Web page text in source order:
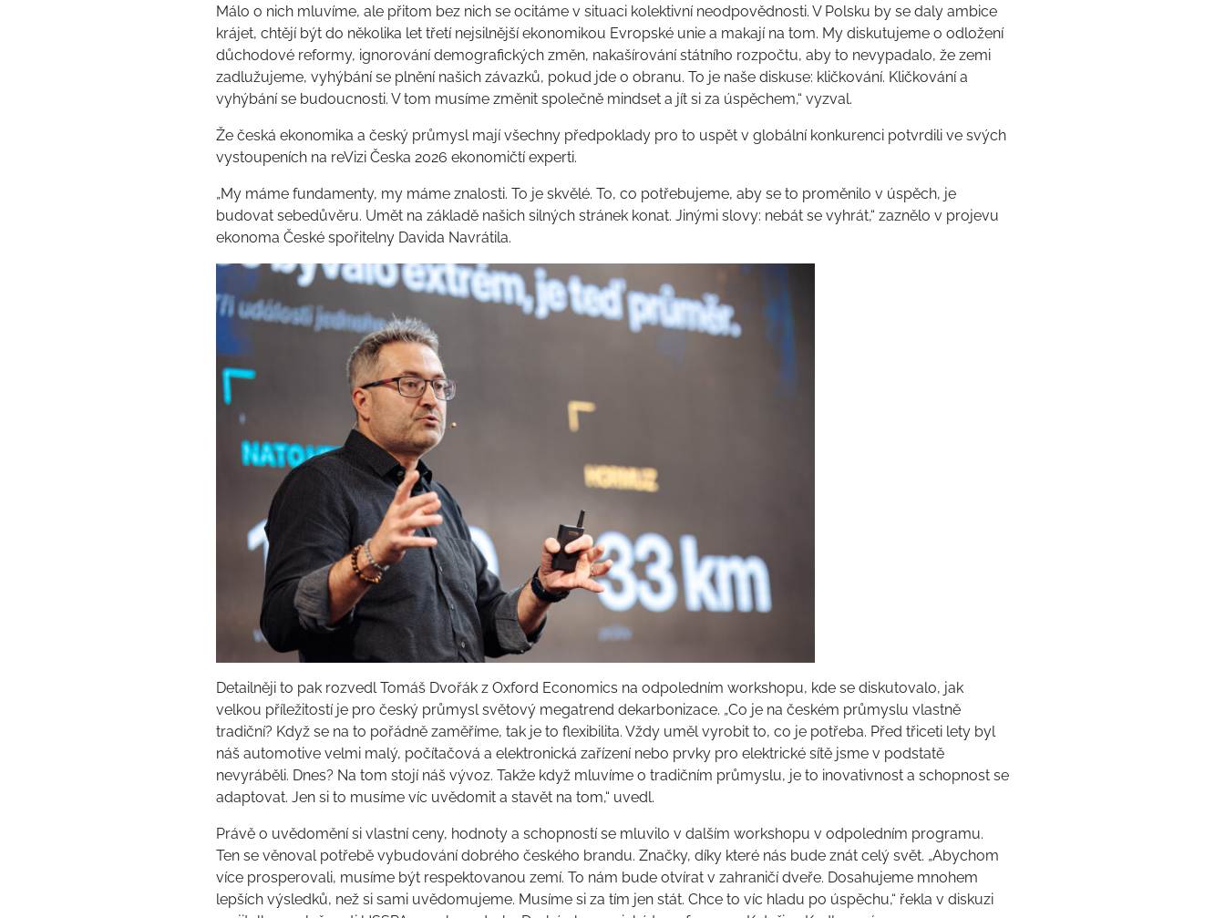
Málo o nich mluvíme, ale přitom bez nich se ocitáme v situaci kolektivní neodpovědnosti. V Polsku by se daly ambice
krájet, chtějí být do několika let třetí nejsilnější ekonomikou Evropské unie a makají na tom. My diskutujeme o odložení
důchodové reformy, ignorování demografických změn, nakašírování státního rozpočtu, aby to nevypadalo, že zemi
zadlužujeme, vyhýbání se plnění našich závazků, pokud jde o obranu. To je naše diskuse: kličkování. Kličkování a
vyhýbání se budoucnosti. V tom musíme změnit společně mindset a jít si za úspěchem,“ vyzval.
Že česká ekonomika a český průmysl mají všechny předpoklady pro to uspět v globální konkurenci potvrdili ve svých
vystoupeních na reVizi Česka 2026 ekonomičtí experti.
„My máme fundamenty, my máme znalosti. To je skvělé. To, co potřebujeme, aby se to proměnilo v úspěch, je
budovat sebedůvěru. Umět na základě našich silných stránek konat. Jinými slovy: nebát se vyhrát,“ zaznělo v projevu
ekonoma České spořitelny Davida Navrátila.
Detailněji to pak rozvedl Tomáš Dvořák z Oxford Economics na odpoledním workshopu, kde se diskutovalo, jak
velkou příležitostí je pro český průmysl světový megatrend dekarbonizace. „Co je na českém průmyslu vlastně
tradiční? Když se na to pořádně zaměříme, tak je to flexibilita. Vždy uměl vyrobit to, co je potřeba. Před třiceti lety byl
náš automotive velmi malý, počítačová a elektronická zařízení nebo prvky pro elektrické sítě jsme v podstatě
nevyráběli. Dnes? Na tom stojí náš vývoz. Takže když mluvíme o tradičním průmyslu, je to inovativnost a schopnost se
adaptovat. Jen si to musíme víc uvědomit a stavět na tom,“ uvedl.
Právě o uvědomění si vlastní ceny, hodnoty a schopností se mluvilo v dalším workshopu v odpoledním programu.
Ten se věnoval potřebě vybudování dobrého českého brandu. Značky, díky které nás bude znát celý svět. „Abychom
více prosperovali, musíme být respektovanou zemí. To nám bude otvírat v zahraničí dveře. Dosahujeme mnohem
lepších výsledků, než si sami uvědomujeme. Musíme si za tím jen stát. Chce to víc hladu po úspěchu,“ řekla v diskuzi